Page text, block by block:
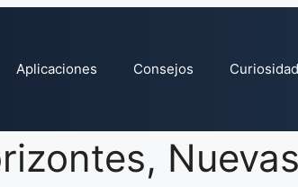
Aplicaciones Consejos